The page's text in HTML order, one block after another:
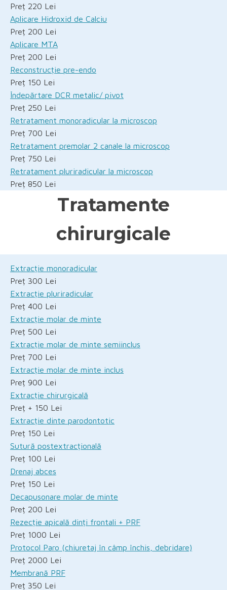
Preț 220 Lei
Aplicare Hidroxid de Calciu
Preț 200 Lei
Aplicare MTA
Preț 200 Lei
Reconstrucție pre-endo
Preț 150 Lei
Îndepărtare DCR metalic/ pivot
Preț 250 Lei
Retratament monoradicular la microscop
Preț 700 Lei
Retratament premolar 2 canale la microscop
Preț 750 Lei
Retratament pluriradicular la microscop
Preț 850 Lei
Tratamente
chirurgicale
Extracție monoradicular
Preț 300 Lei
Extracție pluriradicular
Preț 400 Lei
Extracție molar de minte
Preț 500 Lei
Extracție molar de minte semiinclus
Preț 700 Lei
Extracție molar de minte inclus
Preț 900 Lei
Extracție chirurgicală
Preț + 150 Lei
Extracție dinte parodontotic
Preț 150 Lei
Sutură postextracțională
Preț 100 Lei
Drenaj abces
Preț 150 Lei
Decapusonare molar de minte
Preț 200 Lei
Rezecție apicală dinți frontali + PRF
Preț 1000 Lei
Protocol Paro (chiuretaj în câmp închis, debridare)
Preț 2000 Lei
Membrană PRF
Preț 350 Lei